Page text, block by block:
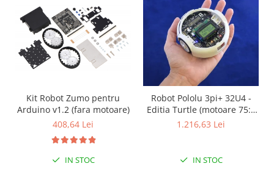
Kit Robot Zumo pentru
Arduino v1.2 (fara motoare)
408,64 Lei
IN STOC
Robot Pololu 3pi+ 32U4 -
Editia Turtle (motoare 75:1
LP), asamblat
1.216,63 Lei
IN STOC